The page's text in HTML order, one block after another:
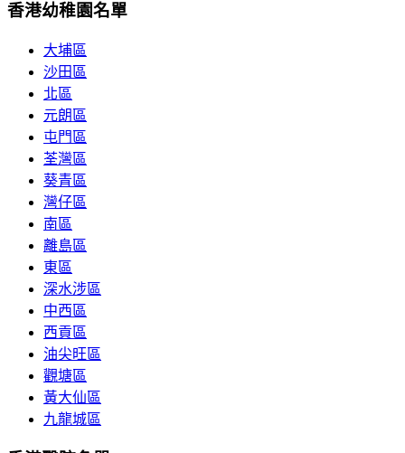
香港幼稚園名單
大埔區
沙田區
北區
元朗區
屯門區
荃灣區
葵青區
灣仔區
南區
離島區
東區
深水涉區
中西區
西貢區
油尖旺區
觀塘區
黃大仙區
九龍城區